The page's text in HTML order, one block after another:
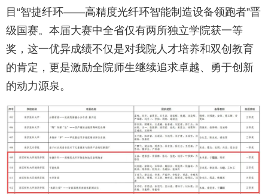
目“智捷纤环——高精度光纤环智能制造设备领跑者”晋
级国赛。本届大赛中全省仅有两所独立学院获一等
奖，这一优异成绩不仅是对我院人才培养和双创教育
的肯定，更是激励全院师生继续追求卓越、勇于创新
的动力源泉。